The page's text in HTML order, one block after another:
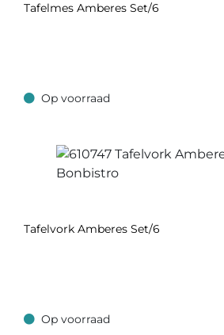
Tafelmes Amberes Set/6
Op voorraad
Op voorraad
Tafelvork Amberes Set/6
Op voorraad
Op voorraad